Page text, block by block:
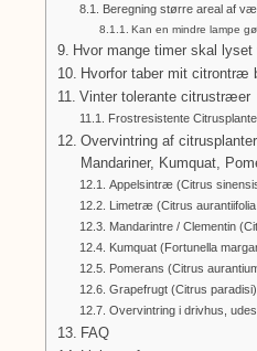
Beregning større areal af
Kan en mindre lampe
Hvor mange timer skal
Hvorfor taber mit citrontræ
Vinter tolerante citrustræer
Frostresistente
Overvintring af
Mandariner, Kumquat,
Appelsintræ (Citrus
Limetræ (Citrus
Mandarintre / Clementin
Kumquat (Fortunella
Pomerans (Citrus
Grapefrugt (Citrus paradisi)
Overvintring i drivhus,
FAQ